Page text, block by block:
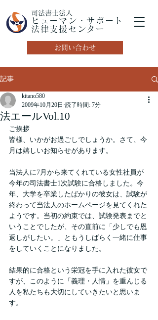
司法書士法人
ヒューマン・サポート
法律支援センター
お問い合わせ
記事
法エールVol.10
kitano580
2009年10月20日 読了時間: 7分
ご挨拶
皆様、いかがお過ごしでしょうか。さて、今
月は嬉しいお知らせがあります。
当法人に7月から来てくれている女性社員が
今年の司法書士1次試験に合格しました。今
年、大学を卒業したばかりの彼女は、試験が
終わって当法人のホームページを見てくれた
ようです。当初の約束では、試験発表までと
いうことでしたが、その直前に「少しでも恩
返しがしたい。」ともうしばらく一緒に仕事
をしていくことになりました。
結果的に合格という栄冠を手に入れた彼女で
すが、このように「義理・人情」を重んじる
人を私たちも大切にしていきたいと思いま
す。